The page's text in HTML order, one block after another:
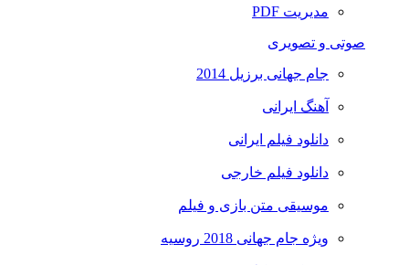
مدیریت PDF
صوتی و تصویری
جام جهانی برزیل 2014
آهنگ ایرانی
دانلود فیلم ایرانی
دانلود فیلم خارجی
موسیقی متن بازی و فیلم
ویژه جام جهانی 2018 روسیه